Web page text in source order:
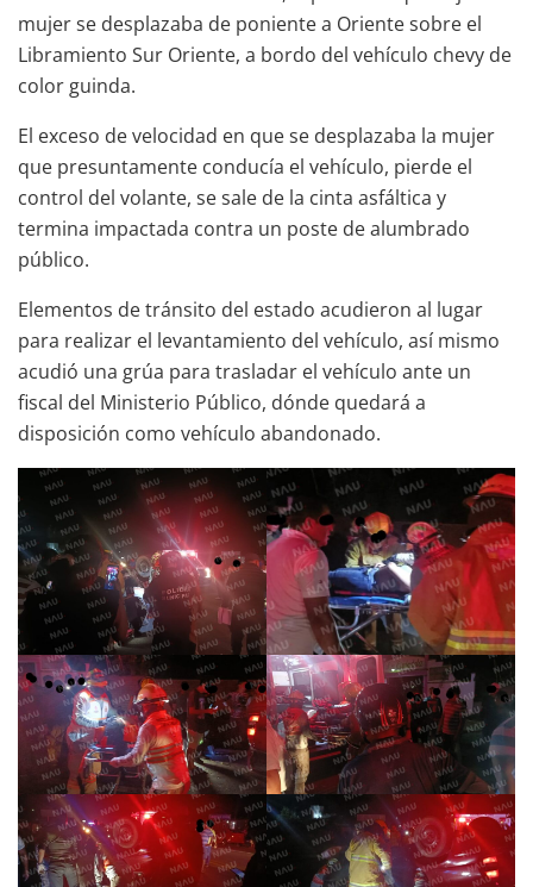
mujer se desplazaba de poniente a Oriente sobre el
Libramiento Sur Oriente, a bordo del vehículo chevy de
color guinda.
El exceso de velocidad en que se desplazaba la mujer
que presuntamente conducía el vehículo, pierde el
control del volante, se sale de la cinta asfáltica y
termina impactada contra un poste de alumbrado
público.
Elementos de tránsito del estado acudieron al lugar
para realizar el levantamiento del vehículo, así mismo
acudió una grúa para trasladar el vehículo ante un
fiscal del Ministerio Público, dónde quedará a
disposición como vehículo abandonado.